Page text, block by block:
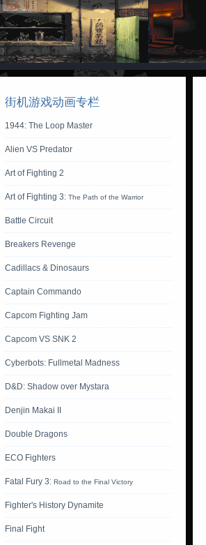
街机游戏动画专栏
1944: The Loop Master
Alien VS Predator
Art of Fighting 2
Art of Fighting 3: The Path of the Warrior
Battle Circuit
Breakers Revenge
Cadillacs & Dinosaurs
Captain Commando
Capcom Fighting Jam
Capcom VS SNK 2
Cyberbots: Fullmetal Madness
D&D: Shadow over Mystara
Denjin Makai II
Double Dragons
ECO Fighters
Fatal Fury 3: Road to the Final Victory
Fighter's History Dynamite
Final Fight